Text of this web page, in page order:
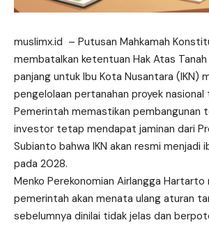
muslimx.id – Putusan Mahkamah
membatalkan ketentuan Hak Atas Tanah
panjang untuk Ibu Kota Nusantara (IKN)
pengelolaan pertanahan proyek
Pemerintah memastikan pembangunan
investor tetap mendapat jaminan dari
Subianto bahwa IKN akan resmi menjadi
pada 2028.
Menko Perekonomian Airlangga Hartarto
pemerintah akan menata ulang aturan
sebelumnya dinilai tidak jelas dan